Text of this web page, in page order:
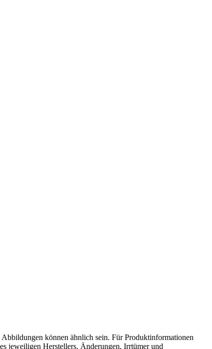
Abbildungen können ähnlich sein. Für Produktinformationen
jeweiligen Herstellers. Änderungen, Irrtümer und